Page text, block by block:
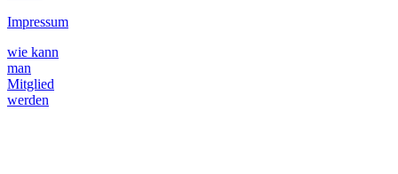
Impressum
wie kann
man
Mitglied
werden